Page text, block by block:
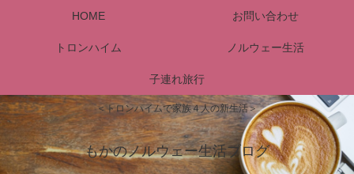
＜トロンハイムで家族４人の新生活＞
もかのノルウェー生活ブログ
HOME お問い合わせ
トロンハイム ノルウェー生活
子連れ旅行